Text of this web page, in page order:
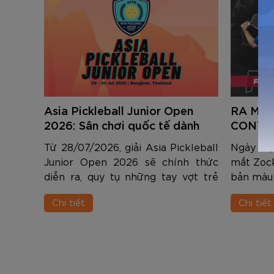
Asia Pickleball Junior Open
2026: Sân chơi quốc tế dành
cho thế hệ tài năng trẻ Châu Á
Từ 28/07/2026, giải Asia Pickleball
Junior Open 2026 sẽ chính thức
diễn ra, quy tụ những tay vợt trẻ
xuất sắc đến từ nhiều quốc gia và
vùng lãnh thổ trong khu vực.
Chi tiết
RA
ƯU
Ngày
mắt
bản
người
soát.
Chi tiết